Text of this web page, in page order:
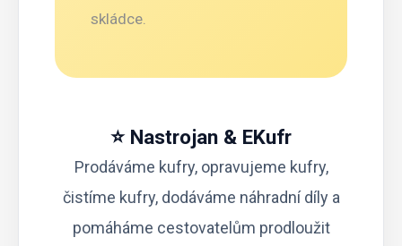
skládce.
⭐ Nastrojan & EKufr
Prodáváme kufry, opravujeme kufry,
čistíme kufry, dodáváme náhradní dílya
pomáháme cestovatelům prodloužit